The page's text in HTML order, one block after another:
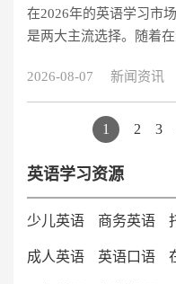
实现外教全员持证（
机构认证，2万名外教资
在2026年的英语学习市
是两大主流选择。随着
将基于最新数据和教学
并帮助您做出最适合自
实用的权衡 欧美外教的
度和自然度上确实具有
主义的学习者。 然而，
2026-08-07 新闻资讯
1 2 3
英语学习资源
少儿英语 商务英语
成人英语 英语口语